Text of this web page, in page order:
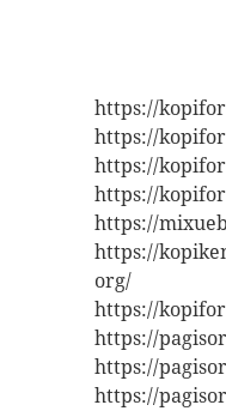
https://
https://
https://
https://
https://
https://
org/
https://
https://
https://
https://